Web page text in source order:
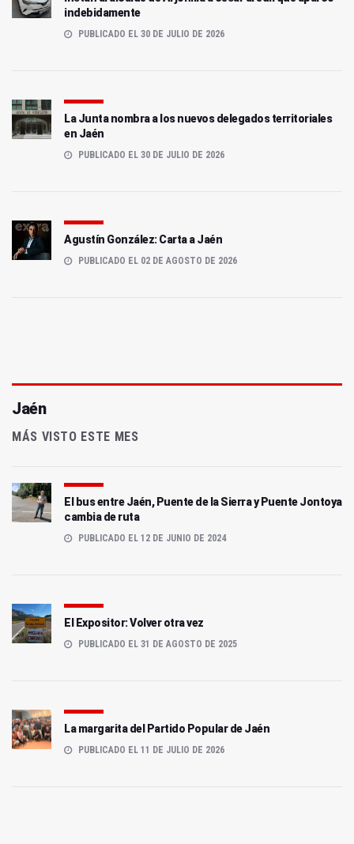
indebidamente
PUBLICADO EL 30 DE JULIO DE 2026
La Junta nombra a los nuevos delegados territoriales
en Jaén
PUBLICADO EL 30 DE JULIO DE 2026
Agustín González: Carta a Jaén
PUBLICADO EL 02 DE AGOSTO DE 2026
Jaén
MÁS VISTO ESTE MES
El bus entre Jaén, Puente de la Sierra y Puente Jontoya
cambia de ruta
PUBLICADO EL 12 DE JUNIO DE 2024
El Expositor: Volver otra vez
PUBLICADO EL 31 DE AGOSTO DE 2025
La margarita del Partido Popular de Jaén
PUBLICADO EL 11 DE JULIO DE 2026